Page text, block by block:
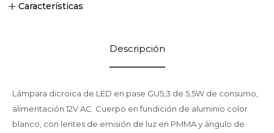
Características
Descripción
Lámpara dicroica de LED en pase GU5,3 de 5,5W de consumo,
alimentación 12V AC. Cuerpo en fundición de aluminio color
blanco, con lentes de emisión de luz en PMMA y ángulo de